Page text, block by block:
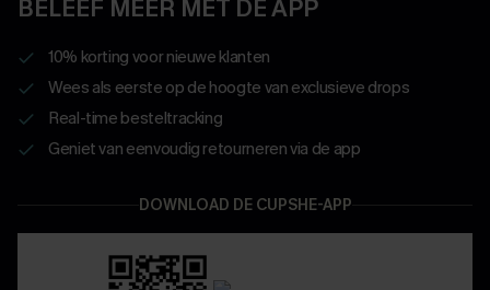
BELEEF MEER MET DE APP
10% korting voor nieuwe klanten
Wees als eerste op de hoogte van exclusieve drops
Real-time besteltracking
Geniet van eenvoudig retourneren via de app
DOWNLOAD DE CUPSHE-APP